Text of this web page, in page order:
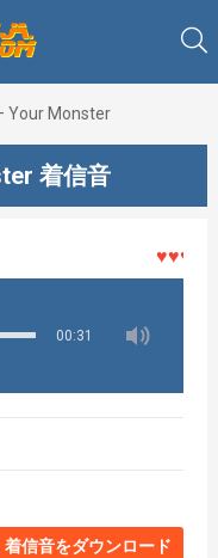
Your Monster
着信音
♥♥♥着メ
00:31
着信音をダウンロード